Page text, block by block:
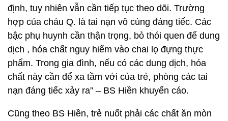
định, tuy nhiên vẫn cần tiếp tục theo dõi. Trường
hợp của cháu Q. là tai nạn vô cùng đáng tiếc. Các
bậc phụ huynh cần thận trọng, bỏ thói quen để dung
dịch , hóa chất nguy hiểm vào chai lọ đựng thực
phẩm. Trong gia đình, nếu có các dung dịch, hóa
chất này cần để xa tầm với của trẻ, phòng các tai
nạn đáng tiếc xảy ra” – BS Hiền khuyến cáo.
Cũng theo BS Hiền, trẻ nuốt phải các chất ăn mòn